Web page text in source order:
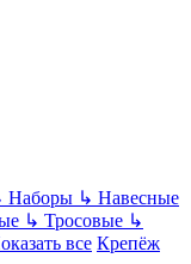
Наборы ↳ Навесные
↳ Тросовые ↳
все Крепёж